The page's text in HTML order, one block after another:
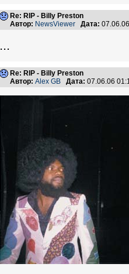
Re: RIP - Billy Preston
Автор: NewsViewer Дата:
...
Re: RIP - Billy Preston
Автор: Alex GB Дата: 07.06.06